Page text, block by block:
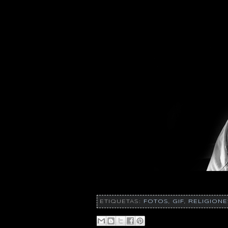
ETIQUETAS: FOTOS , GIF,